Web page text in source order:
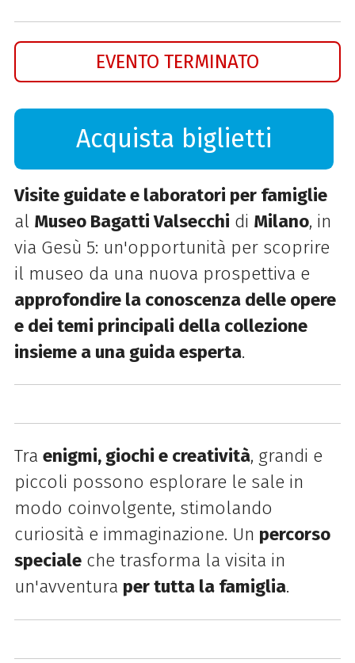
EVENTO TERMINATO
Acquista biglietti
Visite guidate e laboratori per famiglie
al Museo Bagatti Valsecchi di Milano, in
via Gesù 5: un'opportunità per scoprire
il museo da una nuova prospettiva e
approfondire la conoscenza delle opere
e dei temi principali della collezione
insieme a una guida esperta.
Tra enigmi, giochi e creatività, grandi e
piccoli possono esplorare le sale in
modo coinvolgente, stimolando
curiosità e immaginazione. Un percorso
specialeche trasforma la visita in
un'avventura per tutta la famiglia.